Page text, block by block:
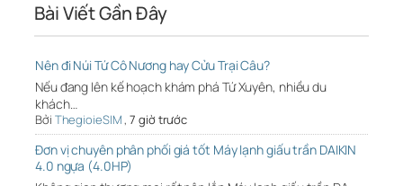
Bài Viết Gần Đây
Nên đi Núi Tứ Cô Nương hay Cửu Trại Câu?
Nếu đang lên kế hoạch khám phá Tứ Xuyên, nhiều du
khách…
Bởi ThegioieSIM,7 giờ trước
Đơn vị chuyên phân phối giá tốt Máy lạnh giấu trần DAIKIN
4.0 ngựa (4.0HP)